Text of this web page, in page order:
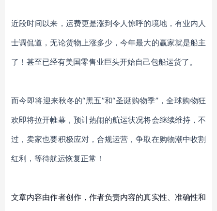
近段时间以来，运费更是涨到令人惊呼的境地，有业内人
士调侃道，无论货物上涨多少，今年最大的赢家就是船主
了！甚至已经有美国零售业巨头开始自己包船运货了。
而今即将迎来秋冬的“黑五”和“圣诞购物季”，全球购物狂
欢即将拉开帷幕，预计热闹的航运状况将会继续维持，不
过，卖家也要积极应对，合规运营，争取在购物潮中收割
红利，等待航运恢复正常！
文章内容由作者创作，作者负责内容的真实性、准确性和